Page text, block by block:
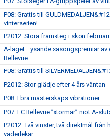
P08: Grattis till
vinterserien!
P2012: Stora framsteg i skön
A-laget: Lysande säsongspremiär av
Bellevue
P08: Grattis till
P2012: Stor glädje efter 4 års väntan
P08: I bra mästerskaps vibrationer
P07: FC Bellevue ”stormar” mot A-
P2012: Två vinster, två direktmål från
väderlekar